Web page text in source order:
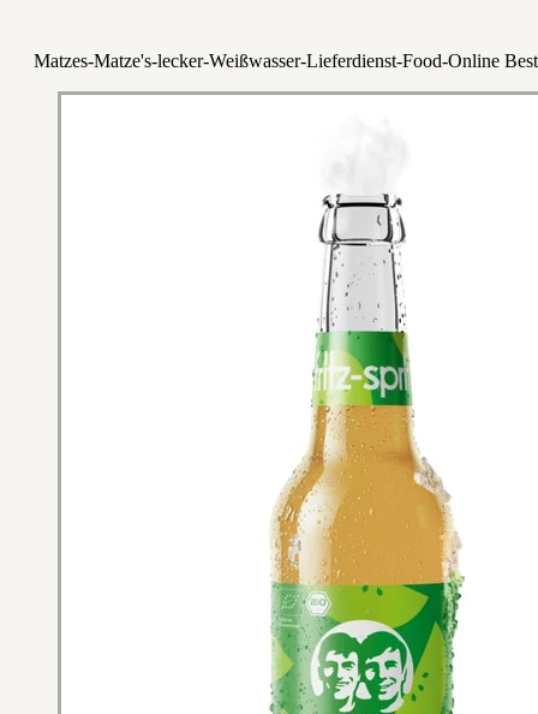
Matzes-Matze's-lecker-Weißwasser-Lieferdienst-Food-Online